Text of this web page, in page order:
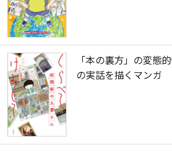
「本の裏方」の変
の実話を描くマンガ